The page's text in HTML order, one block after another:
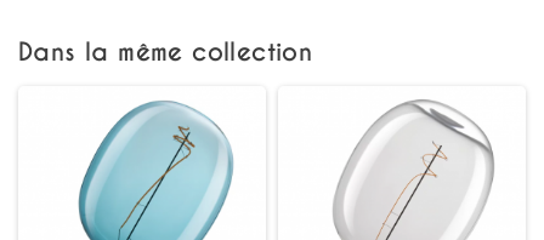
Dans la même collection